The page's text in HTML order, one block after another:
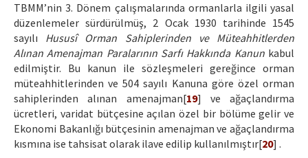
TBMM’nin 3. Dönem çalışmalarında ormanlarla ilgili yasal
düzenlemeler sürdürülmüş, 2 Ocak 1930 tarihinde 1545
sayılı Hususî Orman Sahiplerinden ve Müteahhitlerden
Alınan Amenajman Paralarının Sarfı Hakkında Kanunkabul
edilmiştir. Bu kanun ile sözleşmeleri gereğince orman
müteahhitlerinden ve 504 sayılı Kanuna göre özel orman
sahiplerinden alınan amenajman[19] ve ağaçlandırma
ücretleri, varidat bütçesine açılan özel bir bölüme gelir ve
Ekonomi Bakanlığı bütçesinin amenajman ve ağaçlandırma
kısmına ise tahsisat olarak ilave edilip kullanılmıştır[20] .